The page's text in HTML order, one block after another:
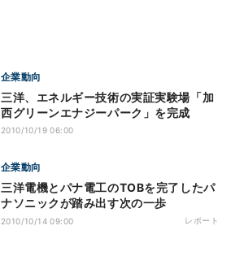
企業動向
三洋、エネルギー技術の実証実験場「加
西グリーンエナジーパーク」を完成
2010/10/19 06:00
企業動向
三洋電機とパナ電工のTOBを完了したパ
ナソニックが踏み出す次の一歩
2010/10/14 09:00 レポート